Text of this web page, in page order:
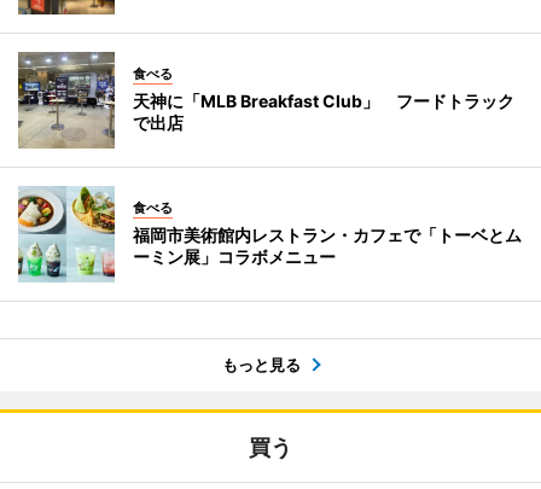
食べる
天神に「MLB Breakfast Club」 フードトラック
で出店
食べる
福岡市美術館内レストラン・カフェで「トーベとム
ーミン展」コラボメニュー
もっと見る
買う